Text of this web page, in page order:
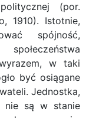
(por.
1910). Istotnie,
spójność,
w taki
być osiągane
Jednostka,
nie są w stanie